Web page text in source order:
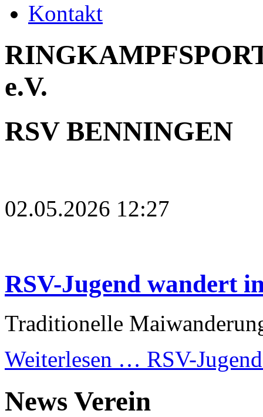
Kontakt
e.V.
RSV BENNINGEN
02.05.2026 12:27
RSV-Jugend wandert
Traditionelle
Weiterlesen … RSV-
News Verein